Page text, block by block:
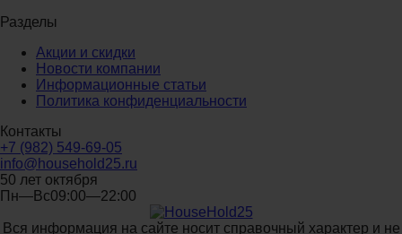
Разделы
Акции и скидки
Новости компании
Информационные статьи
Политика конфиденциальности
Контакты
+7 (982) 549-69-05
info@household25.ru
50 лет октября
Пн—Вс09:00—22:00
Вся информация на сайте носит справочный характер и не